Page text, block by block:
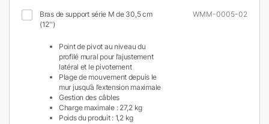
Bras de support série M de 30,5 cm
(12'')
Point de pivot au niveau du
profilé mural pour l’ajustement
latéral et le pivotement
Plage de mouvement depuis le
mur jusqu’à l’extension maximale
Gestion des câbles
Charge maximale : 27,2 kg
Poids du produit : 1,2 kg
WMM-0005-02